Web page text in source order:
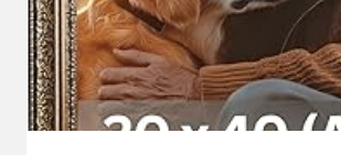
BRAUN
GOLD
–
LEISTE: